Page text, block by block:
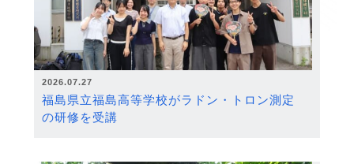
2026.07.27
福島県立福島高等学校がラドン・トロン測定
の研修を受講